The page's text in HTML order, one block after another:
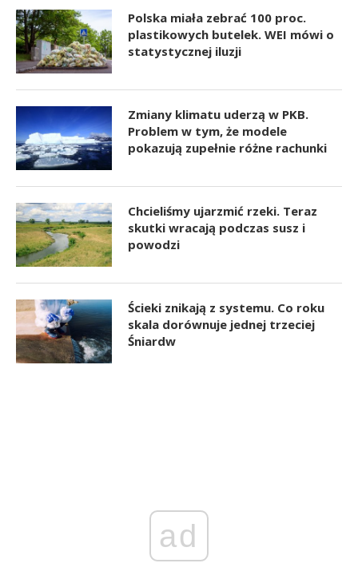
Polska miała zebrać 100 proc.
plastikowych butelek. WEI mówi o
statystycznej iluzji
Zmiany klimatu uderzą w PKB.
Problem w tym, że modele
pokazują zupełnie różne rachunki
Chcieliśmy ujarzmić rzeki. Teraz
skutki wracają podczas susz i
powodzi
Ścieki znikają z systemu. Co roku
skala dorównuje jednej trzeciej
Śniardw
ad